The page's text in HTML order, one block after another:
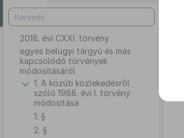
2018. évi CXXI. törvény
egyes belügyi tárgyú és más
kapcsolódó törvények
módosításáról
1. A közúti közlekedésről
szóló 1988. évi I. törvény
módosítása
1. §
2. §